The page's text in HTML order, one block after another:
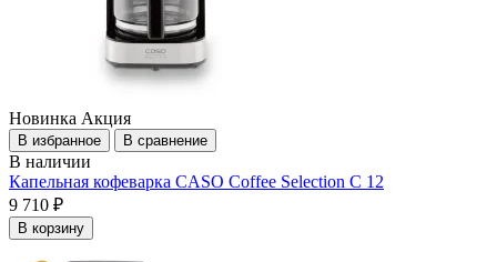
Новинка Акция
В избранное В сравнение
В наличии
Капельная кофеварка CASO Coffee Selection C 12
9 710 ₽
В корзину